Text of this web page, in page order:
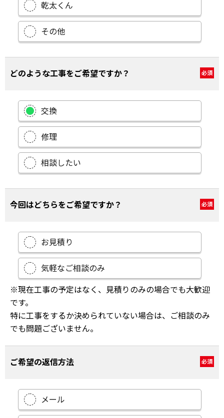
乾太くん
その他
どのような工事をご希望ですか？ 必須
交換
修理
相談したい
今回はどちらをご希望ですか？ 必須
お見積り
気軽なご相談のみ
※現在工事の予定はなく、見積りのみの場合でも大歓迎
です。
特に工事をするか決められていない場合は、ご相談のみ
でも問題ございません。
ご希望の返信方法 必須
メール